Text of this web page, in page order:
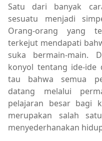
Satu dari banyak
sesuatu menjadi
Orang-orang yang
terkejut mendapati
suka bermain-main.
konyol tentang ide-ide
tau bahwa semua
datang melalui
pelajaran besar bagi
merupakan salah
menyederhanakan